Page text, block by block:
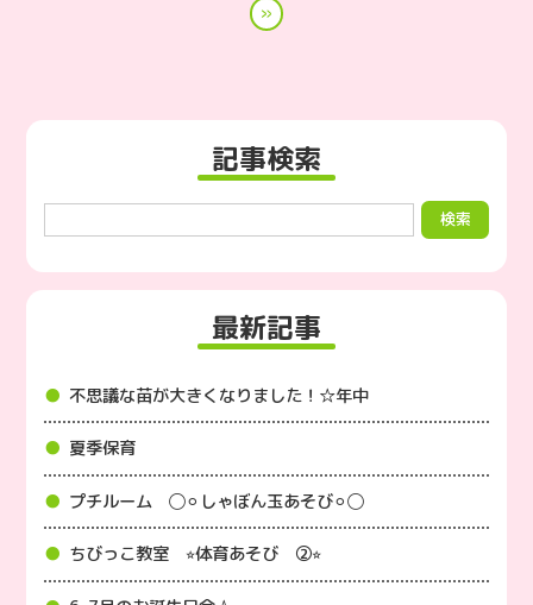
»
記事検索
最新記事
不思議な苗が大きくなりました！☆年中
夏季保育
プチルーム ◯⚪︎しゃぼん玉あそび⚪︎◯
ちびっこ教室 ⭐︎体育あそび ②⭐︎